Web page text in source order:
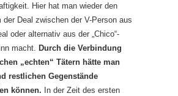
Hier hat man wieder den
der Deal zwischen der V-Person aus
oder alternativ aus der „Chico“-
macht.
Durch die Verbindung
„echten“ Tätern hätte man
restlichen Gegenstände
können. In der Zeit des ersten